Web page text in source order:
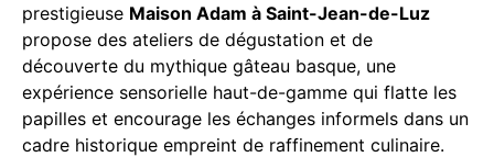
prestigieuse Maison Adam à Saint-Jean-de-Luz
propose des ateliers de dégustation et de
découverte du mythique gâteau basque, une
expérience sensorielle haut-de-gamme qui flatte les
papilles et encourage les échanges informels dans un
cadre historique empreint de raffinement culinaire.